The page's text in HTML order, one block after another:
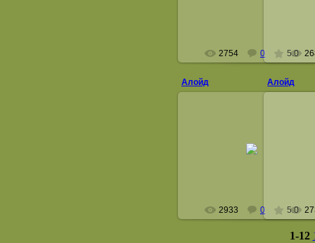
2754 0 5.0
Алойд
Алойд
2933 0 5.0
Алойд
1-12